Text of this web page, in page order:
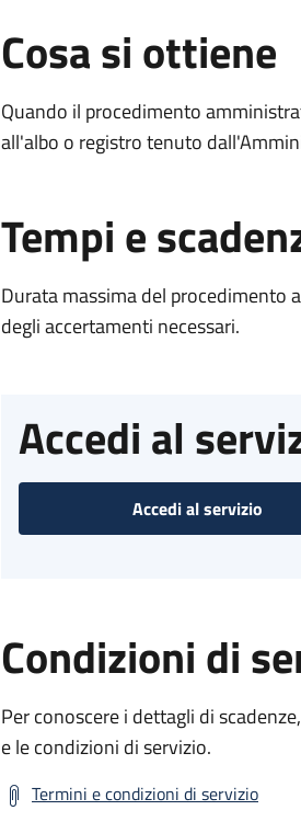
Cosa si ottiene
Quando il procedimento
all'albo o registro tenuto
Tempi e
Durata massima del procedimento
degli accertamenti necessari.
Accedi al
Accedi al servizio
Condizioni di
Per conoscere i dettagli di
e le condizioni di servizio.
Termini e condizioni di servizio